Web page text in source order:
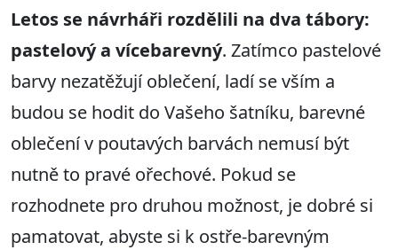
Letos se návrháři rozdělili na dva tábory:
pastelový a vícebarevný. Zatímco pastelové
barvy nezatěžují oblečení, ladí se vším a
budou se hodit do Vašeho šatníku, barevné
oblečení v poutavých barvách nemusí být
nutně to pravé ořechové. Pokud se
rozhodnete pro druhou možnost, je dobré si
pamatovat, abyste si k ostře-barevným